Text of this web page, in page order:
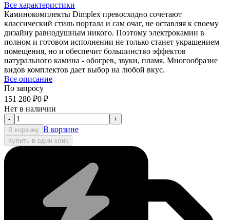
Все характеристики
Каминокомплекты Dimplex превосходно сочетают
классический стиль портала и сам очаг, не оставляя к своему
дизайну равнодушным никого. Поэтому электрокамин в
полном и готовом исполнении не только станет украшением
помещения, но и обеспечит большинство эффектов
натурального камина - обогрев, звуки, пламя. Многообразие
видов комплектов дает выбор на любой вкус.
Все описание
По запросу
151 280 ₽0 ₽
Нет в наличии
-
+
В корзину В корзине
Купить в один клик